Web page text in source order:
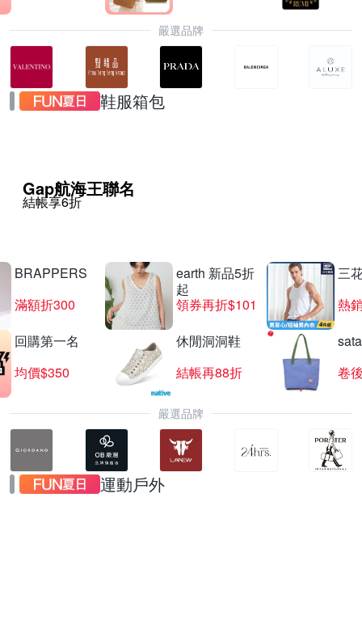
嚴選品牌
鞋服箱包
Gap航海王聯名
結帳享6折
BRAPPERS
滿額折300
earth 新品5折
起
領券再折$101
三
熱
回購第一名
均價$350
休閒洞洞鞋
結帳再88折
卷
嚴選品牌
運動戶外